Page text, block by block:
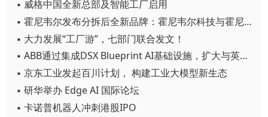
▪ 威格中国全新总部及智能工厂启用
▪ 霍尼韦尔发布分拆后全新品牌：霍尼韦尔科技与霍尼韦尔航空航天
▪ 大力发展“工厂游”，七部门联合发文！
▪ ABB通过集成DSX Blueprint AI基础设施，扩大与英伟达的合作
▪ 京东工业发起百川计划， 构建工业大模型新生态
▪ 研华举办 Edge AI 国际论坛
▪ 卡诺普机器人冲刺港股IPO